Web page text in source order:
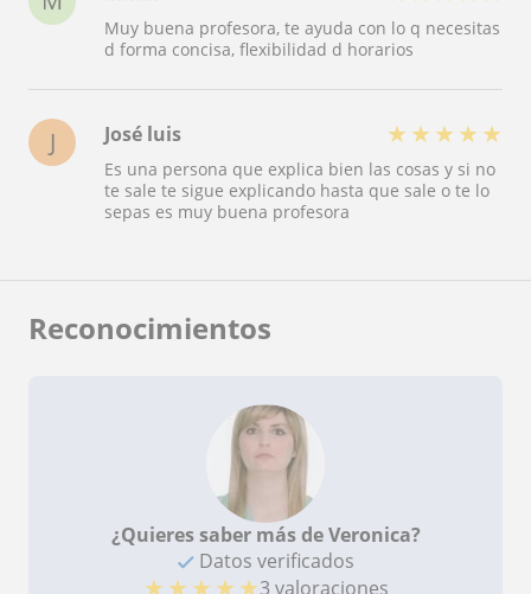
Muy buena profesora, te ayuda con lo q necesitas
d forma concisa, flexibilidad d horarios
J José luis ★ ★ ★ ★ ★
Es una persona que explica bien las cosas y si no
te sale te sigue explicando hasta que sale o te lo
sepas es muy buena profesora
Reconocimientos
¿Quieres saber más de Veronica?
Datos verificados
★ ★ ★ ★ ★3 valoraciones